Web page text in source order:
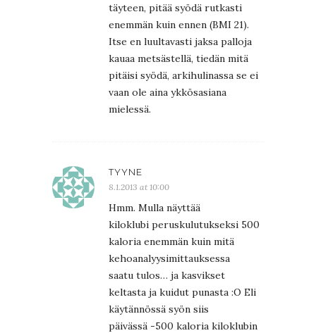
täyteen, pitää syödä rutkasti
enemmän kuin ennen (BMI 21).
Itse en luultavasti jaksa palloja
kauaa metsästellä, tiedän mitä
pitäisi syödä, arkihulinassa se ei
vaan ole aina ykkösasiana
mielessä.
TYYNE
8.1.2013 at 10:00
Hmm. Mulla näyttää
kiloklubi peruskulutukseksi 500
kaloria enemmän kuin mitä
kehoanalyysimittauksessa
saatu tulos… ja kasvikset
keltasta ja kuidut punasta :O Eli
käytännössä syön siis
päivässä -500 kaloria kiloklubin